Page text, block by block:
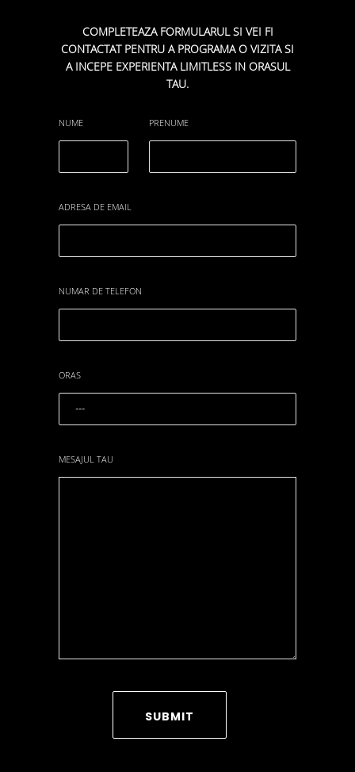
COMPLETEAZA FORMULARUL SI VEI FI
CONTACTAT PENTRU A PROGRAMA O VIZITA SI
A INCEPE EXPERIENTA LIMITLESS IN ORASUL
TAU.
NUME PRENUME
ADRESA DE EMAIL
NUMAR DE TELEFON
ORAS
MESAJUL TAU